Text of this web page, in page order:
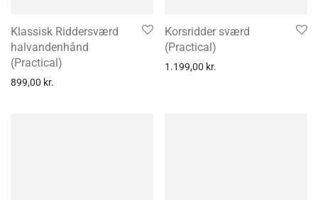
Klassisk Riddersværd
halvandenhånd
(Practical)
899,00 kr.
Korsridder sværd
(Practical)
1.199,00 kr.